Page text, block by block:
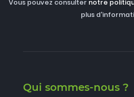
Vous pouvez consulter notre
plus
Qui sommes-nous ?